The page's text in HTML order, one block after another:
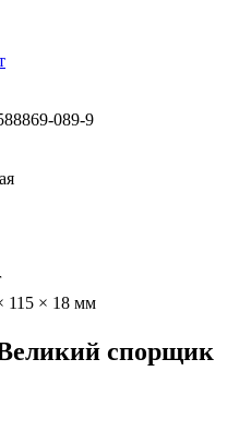
089-9
115 × 18 мм
спорщик